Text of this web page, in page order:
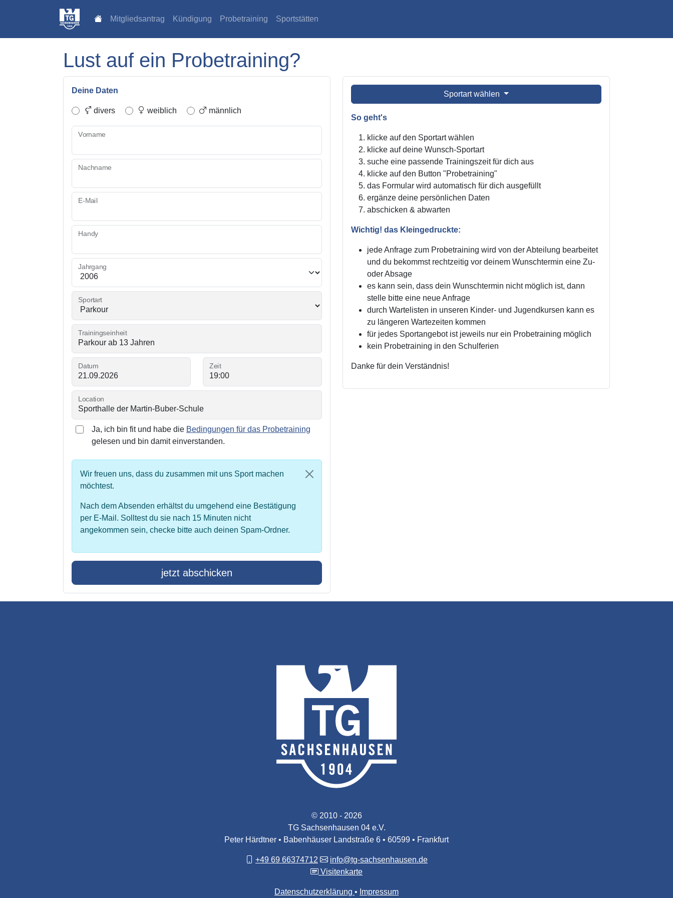
Mitgliedsantrag Kündigung Probetraining Sportstätten
Lust auf ein Probetraining?
Deine Daten
divers weiblich männlich
Vorname
Nachname
E-Mail
Handy
Jahrgang
Sportart
Trainingseinheit
Datum Zeit
Location
Ja, ich bin fit und habe die Bedingungen für das Probetraining
gelesen und bin damit einverstanden.
Wir freuen uns, dass du zusammen mit uns Sport machen
möchtest.
Nach dem Absenden erhältst du umgehend eine Bestätigung
per E-Mail. Solltest du sie nach 15 Minuten nicht
angekommen sein, checke bitte auch deinen Spam-Ordner.
jetzt abschicken
Sportart wählen
So geht's
klicke auf den Sportart wählen
klicke auf deine Wunsch-Sportart
suche eine passende Trainingszeit für dich aus
klicke auf den Button "Probetraining"
das Formular wird automatisch für dich ausgefüllt
ergänze deine persönlichen Daten
abschicken & abwarten
Wichtig! das Kleingedruckte:
jede Anfrage zum Probetraining wird von der Abteilung bearbeitet
und du bekommst rechtzeitig vor deinem Wunschtermin eine Zu-
oder Absage
es kann sein, dass dein Wunschtermin nicht möglich ist, dann
stelle bitte eine neue Anfrage
durch Wartelisten in unseren Kinder- und Jugendkursen kann es
zu längeren Wartezeiten kommen
für jedes Sportangebot ist jeweils nur ein Probetraining möglich
kein Probetraining in den Schulferien
Danke für dein Verständnis!
© 2010 - 2026
TG Sachsenhausen 04 e.V.
Peter Härdtner • Babenhäuser Landstraße 6 • 60599 • Frankfurt
+49 69 66374712
info@tg-sachsenhausen.de
Visitenkarte
Datenschutzerklärung Impressum